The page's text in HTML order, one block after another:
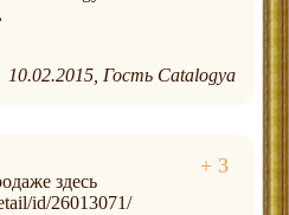
10.02.2015 Гость Catalogya
здесь
id/26013071/